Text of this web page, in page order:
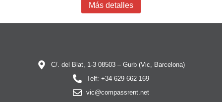
Más detalles
C/. del Blat, 1-3 08503 – Gurb (Vic, Barcelona)
Telf: +34 629 662 169
vic@compassrent.net